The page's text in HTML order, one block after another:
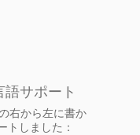
サポート
右から左に書か
トしました：